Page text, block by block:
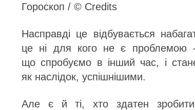
Гороскоп / © Credits
Насправді це відбувається
це ні для кого не є проблемою
що спробуємо в інший час, і
як наслідок, успішнішими.
Але є й ті, хто здатен зробити